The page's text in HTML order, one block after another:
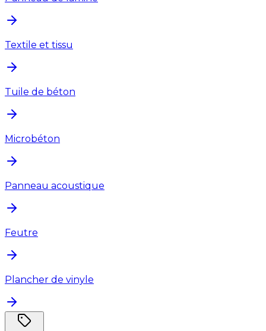
Textile et tissu
Tuile de béton
Microbéton
Panneau acoustique
Feutre
Plancher de vinyle